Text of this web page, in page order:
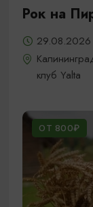
Рок на
клуб Yalta
ОТ 800₽